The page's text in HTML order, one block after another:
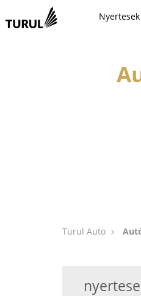
Nyertesek
Turul Auto